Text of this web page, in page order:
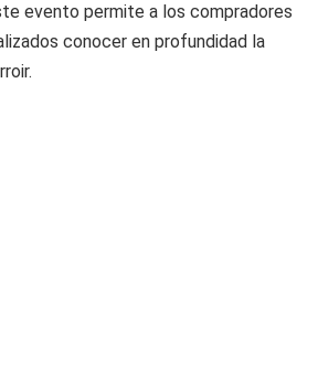
evento permite a los compradores
conocer en profundidad la
.